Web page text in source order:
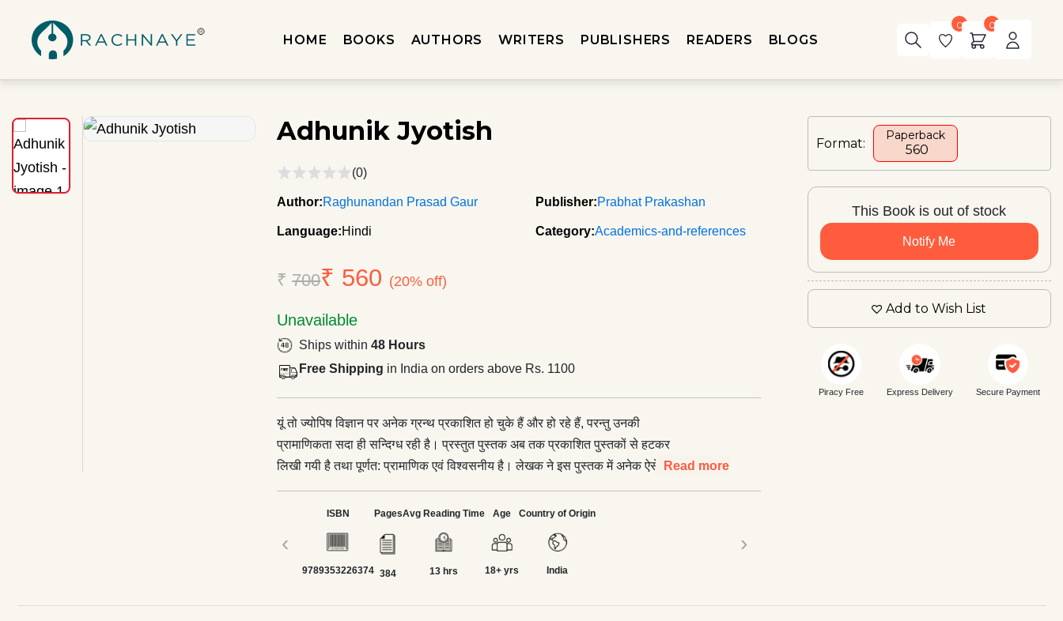
HOME BOOKS AUTHORS WRITERS PUBLISHERS READERS BLOGS
0 0
Adhunik Jyotish
(0)
Author:Raghunandan Prasad Gaur Publisher:Prabhat Prakashan
Language:Hindi Category:Academics-and-references
₹700₹ 560 (20% off)
Unavailable
Ships within48 Hours
Free Shipping in India on orders above Rs. 1100
यूं तो ज्योपिष विज्ञान पर अनेक ग्रन्थ प्रकाशित हो चुके हैं और हो रहे हैं, परन्तु उनकी
प्रामाणिकता सदा ही सन्दिग्ध रही है। प्रस्तुत पुस्तक अब तक प्रकाशित पुस्तकों से हटकर
लिखी गयी है तथा पूर्णत: प्रामाणिक एवं विश्वसनीय है। लेखक ने इस पुस्तक में अनेक ऐसे तथ्य
सहायता से उन्होंने अनेक प्रकार की ज्योतिषीय गणनाओं और गणितीय क्रियाओं को नवीन
विधियों, सूत्रों एवं प्रक्रियाओं द्वारा इस प्रकार स्पष्ट किया है कि पुस्तक ज्योतिषप्रेमियों के
साथ-साथ बड़े-बड़े ज्योतिषियों के लिए भी वैज्ञानिक आधार सिद्ध होगी। इस ग्रन्थ में पूर्ववर्ती एवं
परवर्ती ज्योतिष शास्त्रियों के द्वारा प्रतिपादित सिद्धांतों व तर्कों का आधुनिकीकरण करते हुए जो
Read more
‹
ISBN
9789353226374
Pages
384
Avg Reading Time
13 hrs
Age
18+ yrs
Country of Origin
India
›
Format:
Paperback
₹ 560
This Book is out of stock
Notify Me
Add to Wish List
Piracy Free Express Delivery Secure Payment